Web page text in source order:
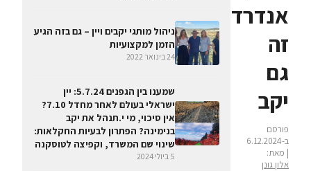
אנדרדוג
זה
גם
יקב
פורסם
ב-6.12.2024
| מאת:
אלון גונן
ניהול מותגי יקבים ויין – גם בזה הגיע
הזמן למקצועיות
24 בינואר 2022
שמענו בין הגפנים 5.7.24: יין
ישראלי בעולם לאחר מחדל 7.10?
אין סיכוי, מי י.תנהל את יקב
בנימינה? הפתרון לבעיות החקלאות:
שינוי שם המשרד, וקפיצה לטוסקנה
5 ביולי 2024